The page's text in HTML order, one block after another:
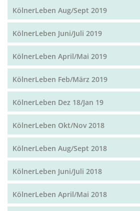
KölnerLeben Aug/Sept 2019
KölnerLeben Juni/Juli 2019
KölnerLeben April/Mai 2019
KölnerLeben Feb/März 2019
KölnerLeben Dez 18/Jan 19
KölnerLeben Okt/Nov 2018
KölnerLeben Aug/Sept 2018
KölnerLeben Juni/Juli 2018
KölnerLeben April/Mai 2018